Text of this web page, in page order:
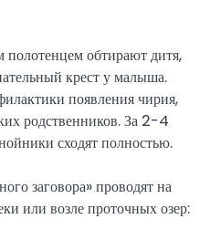
обтирают дитя,
крест у малыша.
появления чирия,
родственников. За 2-4
сходят полностью.
заговора» проводят на
или возле проточных озер: